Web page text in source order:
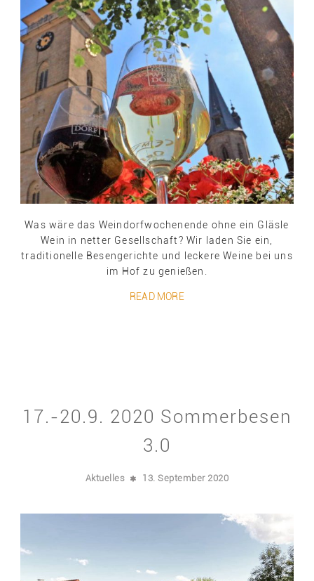
Was wäre das Weindorfwochenende ohne ein Gläsle
Wein in netter Gesellschaft? Wir laden Sie ein,
traditionelle Besengerichte und leckere Weine bei uns
im Hof zu genießen.
READ MORE
17.-20.9. 2020 Sommerbesen
3.0
Aktuelles 13. September 2020